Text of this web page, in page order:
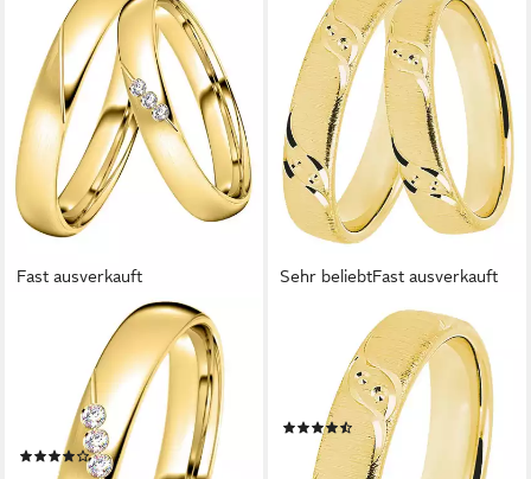
Fast ausverkauft
Trauring Schmuck Geschenk
Silber 925 Trauring Ehering
Partnerring LIEBE, wahlweise
mit oder ohne Zirkonia
(41)
Sehr beliebtFast ausverkauft
Trauring Schmuck Geschenk
Silber 925 Trauring Ehering
Partnerring LIEBE
(51)
ab 80,02 € UVP 89,90 €